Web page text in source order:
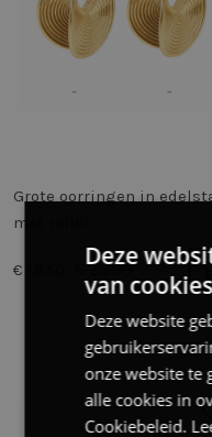
Grote oorringen in
met reliëf
€ 19.50 € 39.00
Deze
van
Deze website
onze website te
alle cookies in
Cookiebeleid.